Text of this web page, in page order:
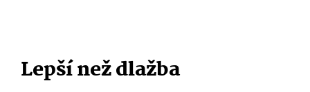
Lepší než dlažba